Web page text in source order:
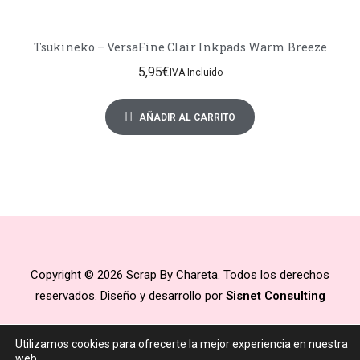
Tsukineko – VersaFine Clair Inkpads Warm Breeze
5,95€IVA Incluido
AÑADIR AL CARRITO
Copyright © 2026 Scrap By Chareta. Todos los derechos
reservados. Diseño y desarrollo por Sisnet Consulting
Utilizamos cookies para ofrecerte la mejor experiencia en nuestra